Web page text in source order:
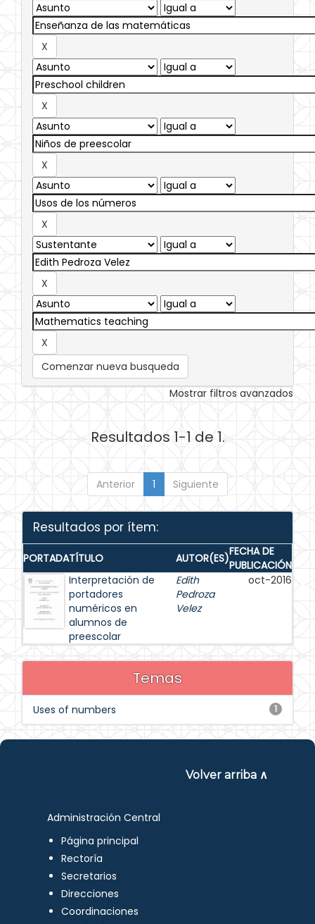
Comenzar nueva busqueda
Mostrar filtros avanzados
Resultados 1-1 de 1.
Anterior 1 Siguiente
Resultados por ítem:
PORTADATÍTULO AUTOR(ES)FECHA DE
PUBLICACIÓN
Interpretación de
portadores
numéricos en
alumnos de
preescolar
Edith
Pedroza
Velez
oct-2016
Temas
1
Uses of numbers
Volver arriba ∧
Administración Central
Página principal
Rectoría
Secretarios
Direcciones
Coordinaciones